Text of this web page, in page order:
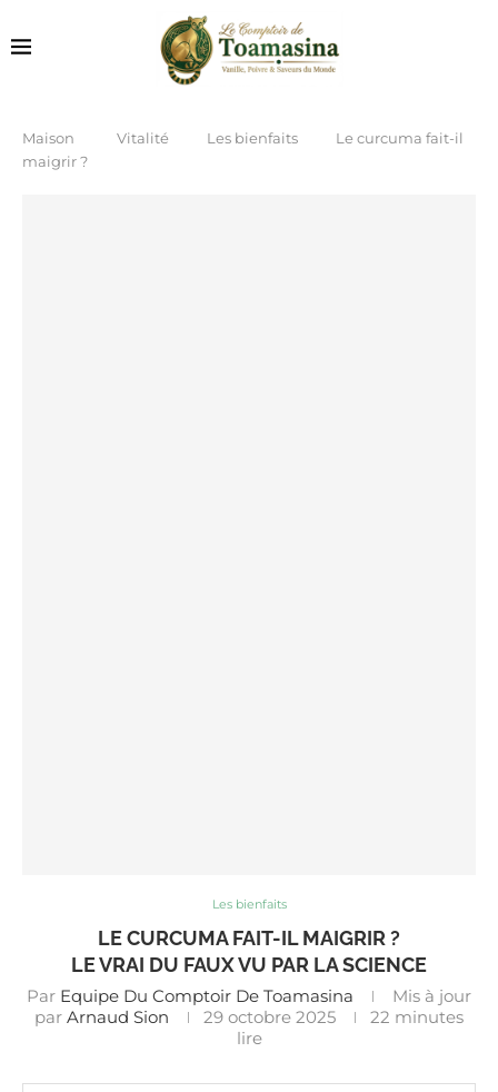
Maison Vitalité Les bienfaits
Le curcuma fait-il
maigrir ?
Les bienfaits
LE CURCUMA FAIT-IL MAIGRIR ?
LE VRAI DU FAUX VU PAR LA SCIENCE
Par Equipe Du Comptoir De Toamasina
Mis à jour
par Arnaud Sion 29 octobre 2025
22 minutes
lire